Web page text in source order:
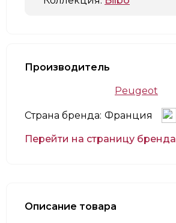
Производитель
Peugeot
Страна бренда: Франция
Перейти на страницу бренда
Описание товара